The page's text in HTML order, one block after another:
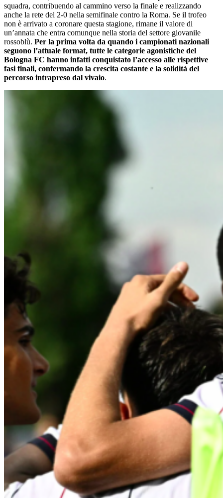
squadra, contribuendo al cammino verso la finale e realizzando
anche la rete del 2-0 nella semifinale contro la Roma. Se il trofeo
non è arrivato a coronare questa stagione, rimane il valore di
un’annata che entra comunque nella storia del settore giovanile
rossoblù. Per la prima volta da quando i campionati nazionali
seguono l’attuale format, tutte le categorie agonistiche del
Bologna FC hanno infatti conquistato l’accesso alle rispettive
fasi finali, confermando la crescita costante e la solidità del
percorso intrapreso dal vivaio.